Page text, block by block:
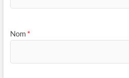
Nom *